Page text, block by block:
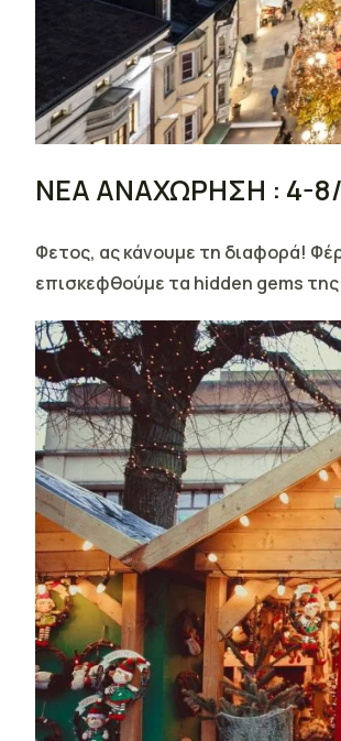
ΝΕΑ ΑΝΑΧΩΡΗΣΗ : 4-
Φετος, ας κάνουμε τη διαφορά!
επισκεφθούμε τα hidden gems της